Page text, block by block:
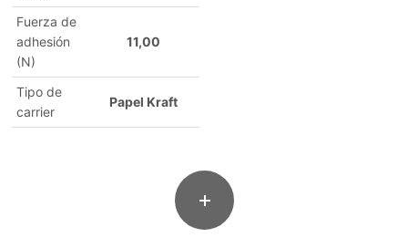
Fuerza de
adhesión
(N)
11,00
Tipo de
carrier
Papel Kraft